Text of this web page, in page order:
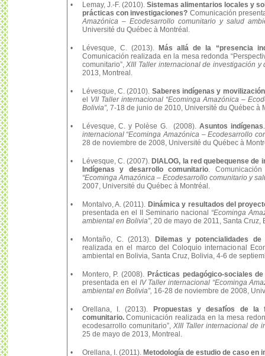
• Lemay, J.-F. (2010). Sistemas alimentarios locales y
prácticas con investigaciones? Comunicación
Amazónica – Ecodesarrollo comunitario y salud
Université du Québec à Montréal.
• Lévesque, C. (2013).
Más allá de la “presencia
Comunicación realizada en la mesa redonda
comunitario”,XIII Taller internacional de investigación y
2013, Montreal.
• Lévesque, C. (2010). Saberes indígenas y
el
VII Taller internacional “Ecominga Amazónica –
Bolivia”, 7-18 de junio de 2010, Université du Québec à
• Lévesque, C. y Polèse G. (2008). Asuntos indígenas
internacional “Ecominga Amazónica – Ecodesarrollo
28 de noviembre de 2008, Université du Québec à
• Lévesque, C. (2007). DIALOG, la red quebequense
Indígenas y desarrollo comunitario.
“Ecominga Amazónica – Ecodesarrollo comunitario y
2007, Université du Québec à Montréal.
• Montalvo, A. (2011). Dinámica y resultados del
presentada en el II Seminario nacional “Ecominga
ambiental en Bolivia”, 20 de mayo de 2011, Santa Cruz,
• Montaño, C. (2013).
Dilemas y potencialidades
realizada en el marco del Coloquio internacional
ambiental en Bolivia, Santa Cruz, Bolivia, 4-6 de
• Montero, P. (2008). Prácticas pedagógico-sociales
presentada en el IV Taller internacional “Ecominga
ambiental en Bolivia”, 16-28 de noviembre de 2008,
• Orellana, I. (2013).
Propuestas y desafíos de la
comunitario.Comunicación realizada en la mesa
ecodesarrollo comunitario”, XIII Taller internacional de
25 de mayo de 2013, Montreal.
• Orellana, I. (2011). Metodología de estudio de caso en